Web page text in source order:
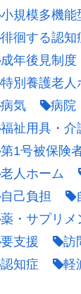
小規模多機能
徘徊する認知
成年後見制度
特別養護老人
病気
病院
福祉用具・介
第1号被保険
老人ホーム
自己負担
薬・サプリメ
要支援
訪
認知症
軽